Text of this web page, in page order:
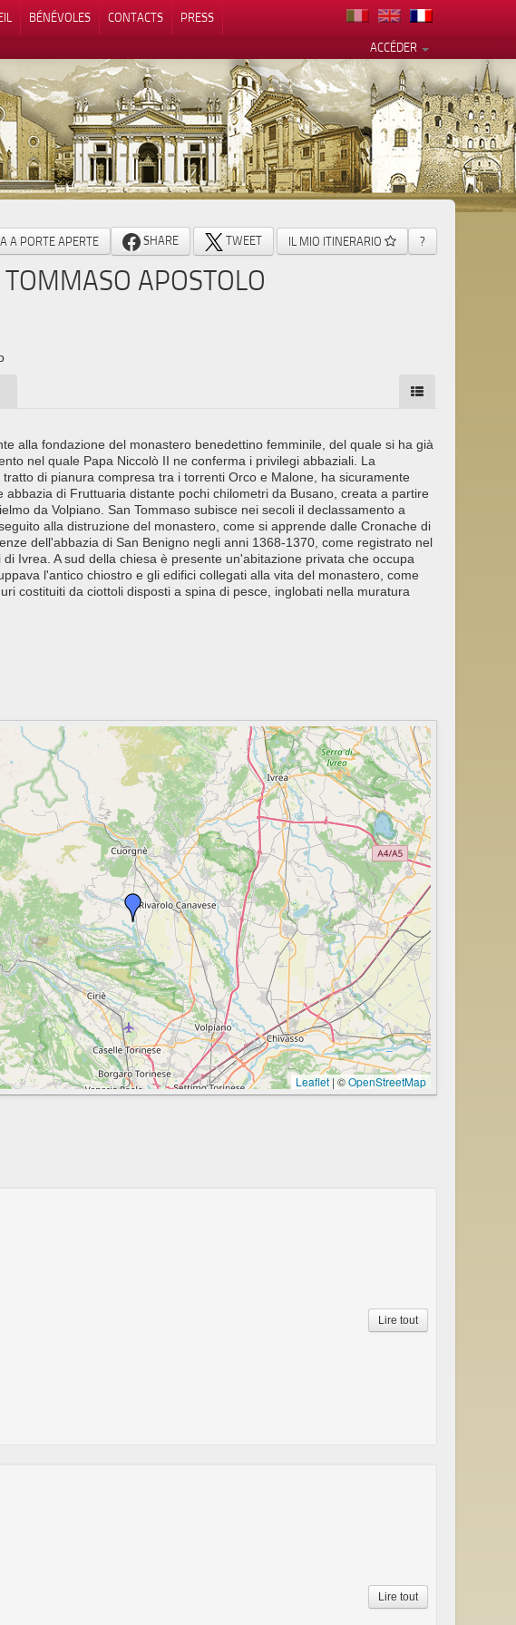
BÉNÉVOLES CONTACTS
PRESS
ACCÉDER
A PORTE APERTE SHARE TWEET IL MIO ITINERARIO ?
APOSTOLO
alla fondazione del monastero benedettino femminile, del quale si ha già
nel quale Papa Niccolò II ne conferma i privilegi abbaziali. La
di pianura compresa tra i torrenti Orco e Malone, ha sicuramente
abbazia di Fruttuaria distante pochi chilometri da Busano, creata a partire
da Volpiano. San Tommaso subisce nei secoli il declassamento a
alla distruzione del monastero, come si apprende dalle Cronache di
dell'abbazia di San Benigno negli anni 1368-1370, come registrato nel
Ivrea. A sud della chiesa è presente un'abitazione privata che occupa
l'antico chiostro e gli edifici collegati alla vita del monastero, come
costituiti da ciottoli disposti a spina di pesce, inglobati nella muratura
Leaflet | ©OpenStreetMap
Lire tout
Lire tout
de confidentialité